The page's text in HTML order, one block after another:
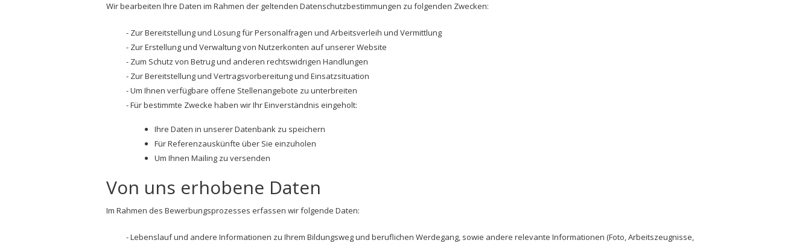
Wir bearbeiten Ihre Daten im Rahmen der geltenden Datenschutzbestimmungen zu folgenden Zwecken:
Zur Bereitstellung und Lösung für Personalfragen und Arbeitsverleih und Vermittlung
Zur Erstellung und Verwaltung von Nutzerkonten auf unserer Website
Zum Schutz von Betrug und anderen rechtswidrigen Handlungen
Zur Bereitstellung und Vertragsvorbereitung und Einsatzsituation
Um Ihnen verfügbare offene Stellenangebote zu unterbreiten
Für bestimmte Zwecke haben wir Ihr Einverständnis eingeholt:
Ihre Daten in unserer Datenbank zu speichern
Für Referenzauskünfte über Sie einzuholen
Um Ihnen Mailing zu versenden
Von uns erhobene Daten
Im Rahmen des Bewerbungsprozesses erfassen wir folgende Daten:
Lebenslauf und andere Informationen zu Ihrem Bildungsweg und beruflichen Werdegang, sowie andere relevante Informationen (Foto, Arbeitszeugnisse,